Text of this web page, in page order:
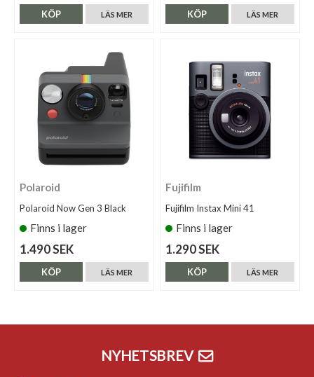
LÄS MER
KÖP LÄS MER
KÖP
Polaroid
Polaroid Now Gen 3 Black
Finns i lager
1.490 SEK
LÄS MER
KÖP
Fujifilm
Fujifilm Instax Mini 41
Finns i lager
1.290 SEK
LÄS MER
KÖP
NYHETSBREV